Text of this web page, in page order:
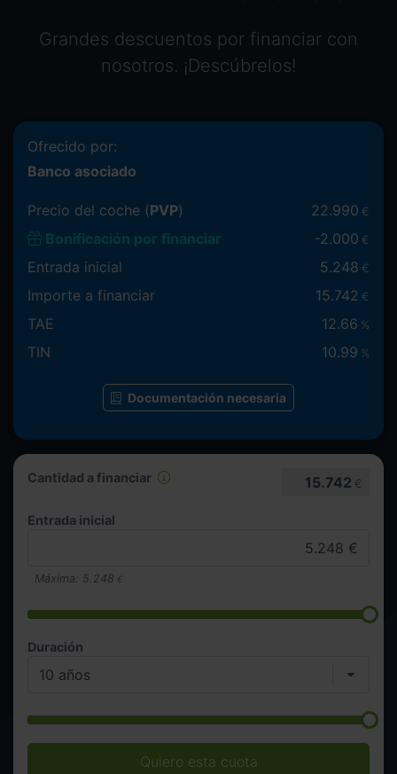
Grandes descuentos por financiar con
nosotros. ¡Descúbrelos!
Cantidad a financiar 15.742 €
Entrada inicial
Máxima: 5.248 €
Duración
Quiero esta cuota
Ofrecido por:
Banco asociado
Precio del coche (PVP) 22.990 €
Bonificación por financiar -2.000 €
Entrada inicial 5.248 €
Importe a financiar 15.742 €
TAE 12.66 %
TIN 10.99 %
Documentación necesaria